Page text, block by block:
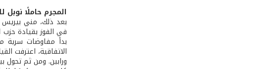
المجرم حاملًا نوبل
في الفوز بقيادة حزب
الاتفاقية، اعترفت
ورابين. ومن ثم تحول